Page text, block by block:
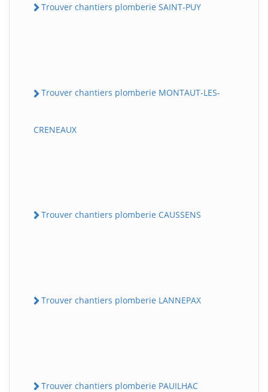
Trouver chantiers plomberie SAINT-PUY
Trouver chantiers plomberie MONTAUT-LES-
CRENEAUX
Trouver chantiers plomberie CAUSSENS
Trouver chantiers plomberie LANNEPAX
Trouver chantiers plomberie PAUILHAC